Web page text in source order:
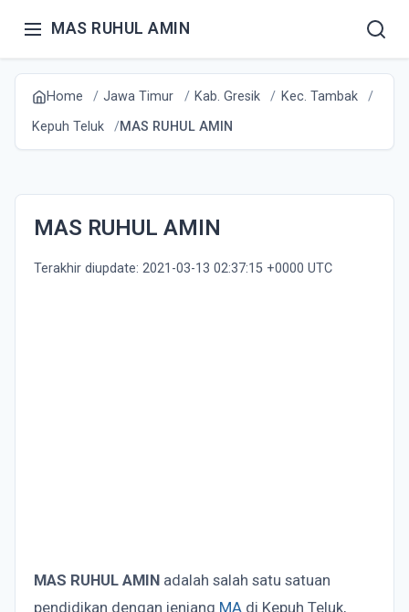
MAS RUHUL AMIN
Home Jawa Timur Kab. Gresik
Kec. Tambak
Kepuh Teluk
MAS RUHUL AMIN
MAS RUHUL AMIN
Terakhir diupdate: 2021-03-13 02:37:15 +0000 UTC
MAS RUHUL AMIN adalah salah satu satuan
pendidikan dengan jenjang MA di Kepuh Teluk,